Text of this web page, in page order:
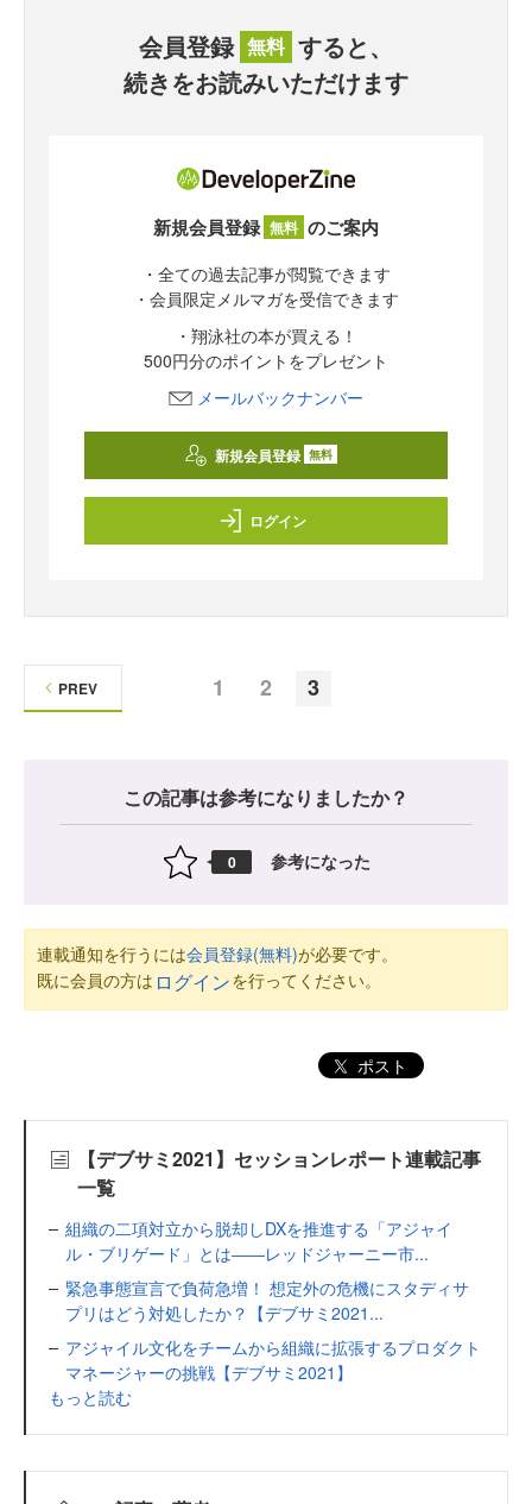
会員登録 無料 すると、
続きをお読みいただけます
新規会員登録 無料 のご案内
・全ての過去記事が閲覧できます
・会員限定メルマガを受信できます
・翔泳社の本が買える！
500円分のポイントをプレゼント
メールバックナンバー
新規会員登録 無料
ログイン
1 2 3
PREV
この記事は参考になりましたか？
0 参考になった
連載通知を行うには会員登録(無料)が必要です。
既に会員の方は ログインを行ってください。
ポスト
【デブサミ2021】セッションレポート連載記事
一覧
組織の二項対立から脱却しDXを推進する「アジャイ
ル・ブリゲード」とは――レッドジャーニー市...
緊急事態宣言で負荷急増！ 想定外の危機にスタディサ
プリはどう対処したか？【デブサミ2021...
アジャイル文化をチームから組織に拡張するプロダクト
マネージャーの挑戦【デブサミ2021】
もっと読む